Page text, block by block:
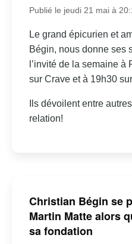
Publié le jeudi 21 mai à
Le grand épicurien et
Bégin, nous donne ses
l’invité de la semaine
sur Crave et à 19h30
Ils dévoilent entre
relation!
Christian Bégin se
Martin Matte alors
sa fondation